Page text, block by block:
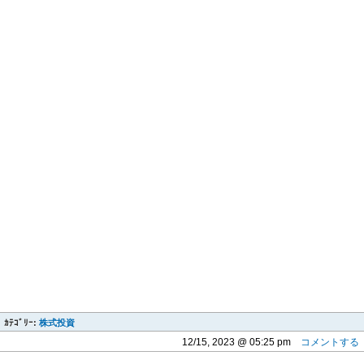
ｶﾃｺﾞﾘｰ: 株式投資
12/15, 2023 @ 05:25 pm コメントする